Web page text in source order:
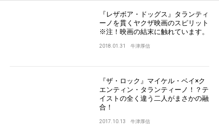
『レザボア・ドッグス』タランティ
ーノを貫くヤクザ映画のスピリット
※注！映画の結末に触れています。
2018.01.31 牛津厚信
『ザ・ロック』マイケル・ベイ×ク
エンティン・タランティーノ！？テ
イストの全く違う二人がまさかの融
合！
2017.10.13 牛津厚信